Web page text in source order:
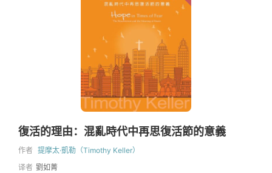
復活的理由：混亂時代中再思復活節的意義
作者 提摩太·凱勒（Timothy Keller）
译者 劉如菁